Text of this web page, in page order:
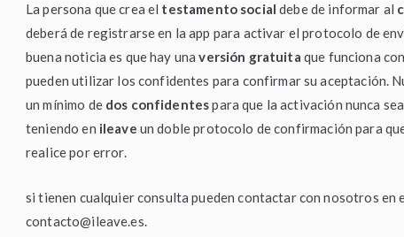
La persona que crea el testamento social debe de informar al
deberá de registrarse en la app para activar el protocolo de
buena noticia es que hay unaversión gratuita que funciona
pueden utilizar los confidentes para confirmar su aceptación.
un mínimo de dos confidentespara que la activación nunca
teniendo en ileave un doble protocolo de confirmación para
realice por error.
si tienen cualquier consulta pueden contactar con nosotros en
contacto@ileave.es.